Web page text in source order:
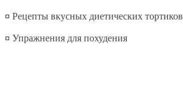
¤ Рецепты вкусных диетических тортиков
¤ Упражнения для похудения